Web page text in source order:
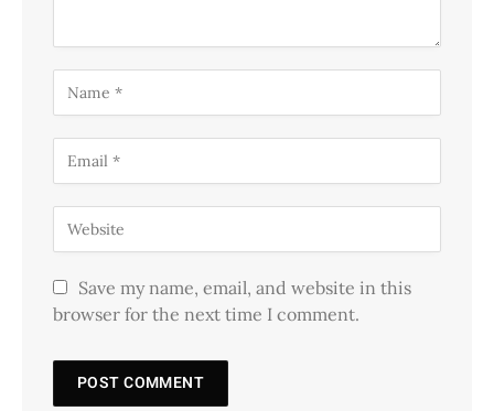
Save my name, email, and website in this
browser for the next time I comment.